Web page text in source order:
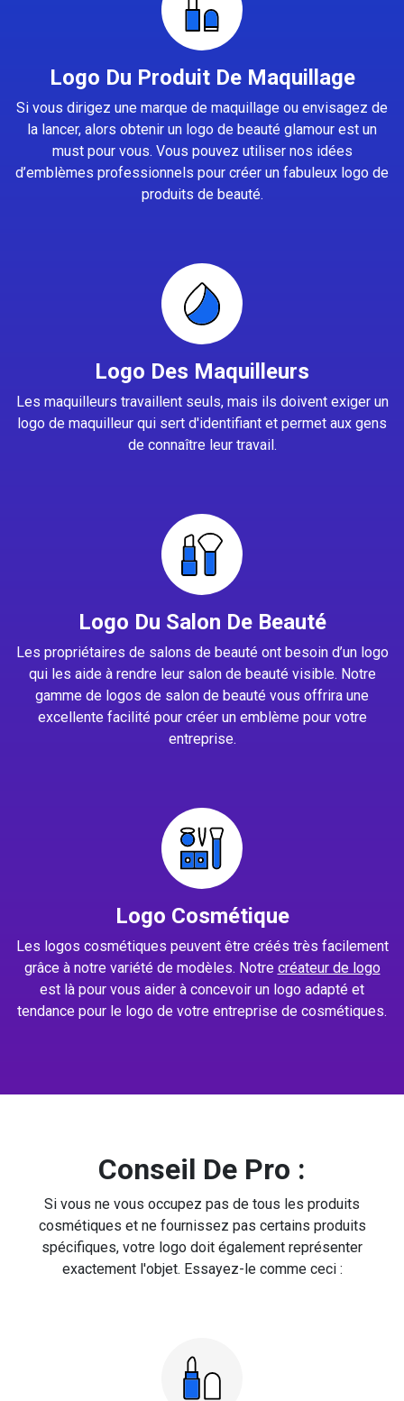
Logo Du Produit De Maquillage
Si vous dirigez une marque de maquillage ou envisagez de
la lancer, alors obtenir un logo de beauté glamour est un
must pour vous. Vous pouvez utiliser nos idées
d’emblèmes professionnels pour créer un fabuleux logo de
produits de beauté.
Logo Des Maquilleurs
Les maquilleurs travaillent seuls, mais ils doivent exiger un
logo de maquilleur qui sert d'identifiant et permet aux gens
de connaître leur travail.
Logo Du Salon De Beauté
Les propriétaires de salons de beauté ont besoin d’un logo
qui les aide à rendre leur salon de beauté visible. Notre
gamme de logos de salon de beauté vous offrira une
excellente facilité pour créer un emblème pour votre
entreprise.
Logo Cosmétique
Les logos cosmétiques peuvent être créés très facilement
grâce à notre variété de modèles. Notre créateur de logo
est là pour vous aider à concevoir un logo adapté et
tendance pour le logo de votre entreprise de cosmétiques.
Conseil De Pro :
Si vous ne vous occupez pas de tous les produits
cosmétiques et ne fournissez pas certains produits
spécifiques, votre logo doit également représenter
exactement l'objet. Essayez-le comme ceci :